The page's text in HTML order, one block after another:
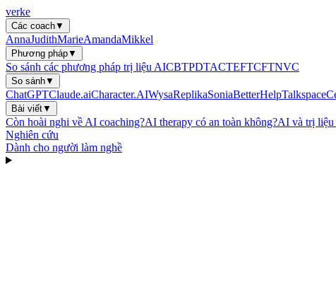
verke
Các coach▼
AnnaJudithMarieAmandaMikkel
Phương pháp▼
So sánh các phương pháp trị liệu AICBTPDTACTEFTCFTNVC
So sánh▼
ChatGPTClaude.aiCharacter.AIWysaReplikaSoniaBetterHelpTalkspace
Bài viết▼
Còn hoài nghi về AI coaching?AI therapy có an toàn không?AI và trị
Nghiên cứu
Dành cho người làm nghề